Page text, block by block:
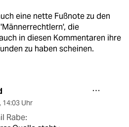
eine nette Fußnote zu den
die
in diesen Kommentaren ihre
zu haben scheinen.
, 14:03 Uhr
Rabe: